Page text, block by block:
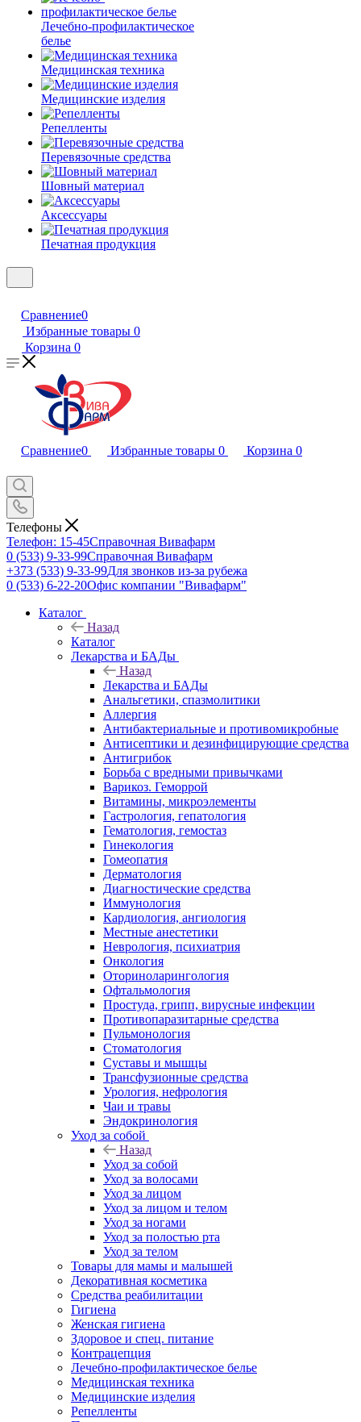
Лечебно-профилактическое
белье
Медицинская техника
Медицинские изделия
Репелленты
Перевязочные средства
Шовный материал
Аксессуары
Печатная продукция
Сравнение0
Избранные товары 0
Корзина 0
Сравнение0 Избранные товары 0 Корзина 0
Телефоны
Телефон: 15-45Справочная Вивафарм
0 (533) 9-33-99Справочная Вивафарм
+373 (533) 9-33-99Для звонков из-за рубежа
0 (533) 6-22-20Офис компании "Вивафарм"
Каталог
Назад
Каталог
Лекарства и БАДы
Назад
Лекарства и БАДы
Анальгетики, спазмолитики
Аллергия
Антибактериальные и противомикробные
Антисептики и дезинфицирующие средства
Антигрибок
Борьба с вредными привычками
Варикоз. Геморрой
Витамины, микроэлементы
Гастрология, гепатология
Гематология, гемостаз
Гинекология
Гомеопатия
Дерматология
Диагностические средства
Иммунология
Кардиология, ангиология
Местные анестетики
Неврология, психиатрия
Онкология
Оториноларингология
Офтальмология
Простуда, грипп, вирусные инфекции
Противопаразитарные средства
Пульмонология
Стоматология
Суставы и мышцы
Трансфузионные средства
Урология, нефрология
Чаи и травы
Эндокринология
Уход за собой
Назад
Уход за собой
Уход за волосами
Уход за лицом
Уход за лицом и телом
Уход за ногами
Уход за полостью рта
Уход за телом
Товары для мамы и малышей
Декоративная косметика
Средства реабилитации
Гигиена
Женская гигиена
Здоровое и спец. питание
Контрацепция
Лечебно-профилактическое белье
Медицинская техника
Медицинские изделия
Репелленты